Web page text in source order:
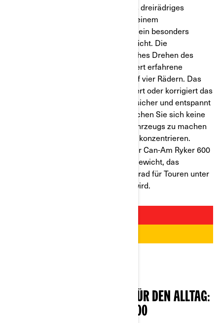
Unser besonders leicht zu fahrendes dreirädriges
Motorrad, der Can-Am Ryker ist mit einem
Automatikgetriebe ausgestattet, das ein besonders
flüssiges und ruhiges Fahren ermöglicht. Die
Beschleunigung erfolgt durch einfaches Drehen des
Gasdrehgriffs. Die Fußbremse erinnert erfahrene
Autofahrer an ihre Gewohnheiten auf vier Rädern. Das
Fahrsicherheitssystem (VSS) optimiert oder korrigiert das
Verhalten des Fahrzeugs, damit Sie sicher und entspannt
fahren. Mit dem Can-Am Ryker brauchen Sie sich keine
Gedanken über den Betrieb Ihres Fahrzeugs zu machen
und können sich ganz auf die Straße konzentrieren.
Neben diesem Fahrkomfort bietet der Can-Am Ryker 600
ein ausgesprochen gutes Leistungsgewicht, das
Fahranfänger, die nach einem Motorrad für Touren unter
freiem Himmel suchen, begeistern wird.
DIE BESTEN MOTORRRÄDERFÜR DEN ALLTAG:
600 ODER 900